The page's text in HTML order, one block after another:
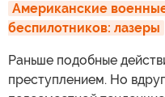
Американские
беспилотников: лазеры
Раньше подобные
преступлением. Но